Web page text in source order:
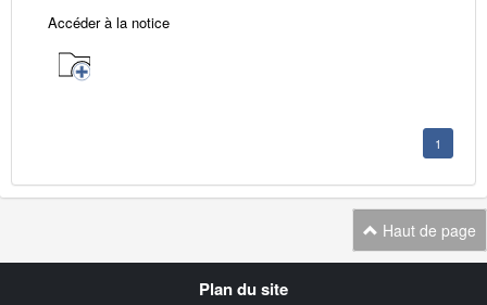
Accéder à la notice
1
Haut de page
Plan du site